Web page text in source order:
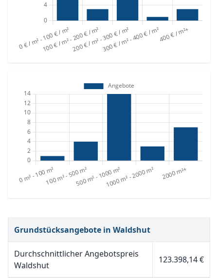
Grundstücksangebote in Waldshut
Durchschnittlicher Angebotspreis
Waldshut
123.398,14 €